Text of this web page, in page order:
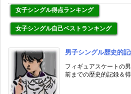
女子シングル得点ランキング
女子シングル自己ベストランキング
男子シングル歴史的
フィギュアスケートの
前までの歴史的記録＆